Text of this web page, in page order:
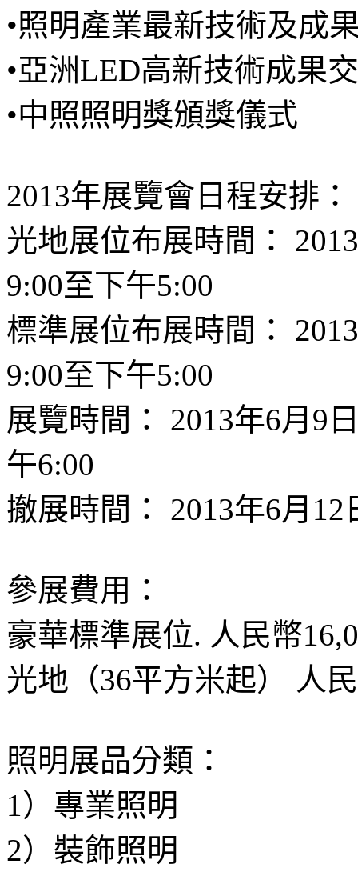
•照明產業最新技術及成
•亞洲LED高新技術成果
•中照照明獎頒獎儀式
2013年展覽會日程安排：
光地展位布展時間：
9:00至下午5:00
標準展位布展時間：
9:00至下午5:00
展覽時間： 2013年6月9
午6:00
撤展時間： 2013年6月
參展費用：
豪華標準展位. 人民幣
光地（36平方米起） 人
照明展品分類：
1）專業照明
2）裝飾照明